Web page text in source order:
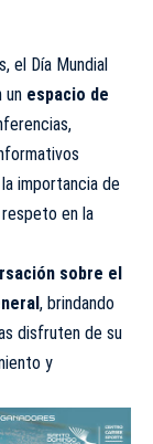
el Día Mundial
un espacio de
importancia de
respeto en la
sobre el
, brindando
disfruten de su
y